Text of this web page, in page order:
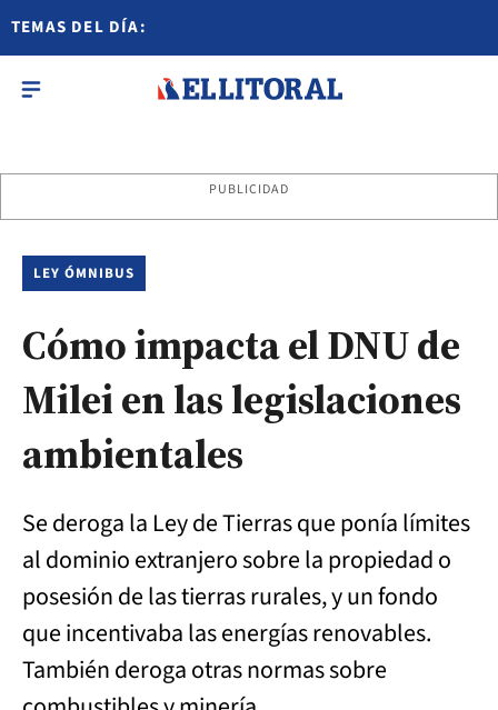
TEMAS DEL DÍA:
PUBLICIDAD
LEY ÓMNIBUS
Cómo impacta el DNU de
Milei en las legislaciones
ambientales
Se deroga la Ley de Tierras que ponía límites
al dominio extranjero sobre la propiedad o
posesión de las tierras rurales, y un fondo
que incentivaba las energías renovables.
También deroga otras normas sobre